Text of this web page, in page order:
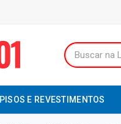
PISOS E REVESTIMENTOS